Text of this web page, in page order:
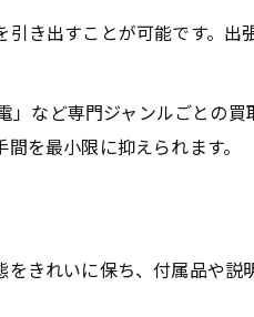
アピール術
サービスの特徴
きチェック項目
避ポイント
き出すことが可能です。出
など専門ジャンルごとの
を最小限に抑えられます。
きれいに保ち、付属品や説